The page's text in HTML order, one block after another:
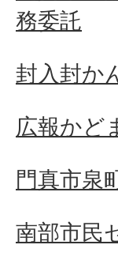
務委託
封入封か
広報かど
門真市泉
南部市民